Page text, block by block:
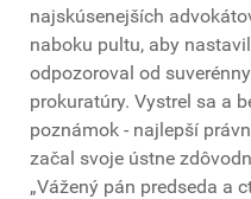
najskúsenejších
naboku pultu, aby
odpozoroval od
prokuratúry. Vystrel sa a
poznámok - najlepší
začal svoje ústne
„Vážený pán predseda a